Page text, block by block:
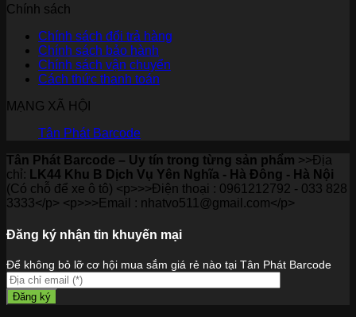
Chính sách
Chính sách đổi trả hàng
Chính sách bảo hành
Chính sách vận chuyển
Cách thức thanh toán
MẠNG XÃ HỘI
Tân Phát Barcode
Tân Phát Barcode – Uy tín trong từng sản phẩm >>Địa
chỉ: LK44 Khu B Dịch Vụ Yên Nghĩa - Hà Đông - Hà Nội
(Có chỗ để xe ô tô) <p>>>Điện thoại : 0961212792 - 033 828
3333</p> <p>>>Email : nhatvo511@gmail.com</p>
Đăng ký nhận tin khuyến mại
Để không bỏ lỡ cơ hội mua sắm giá rẻ nào tại Tân Phát Barcode